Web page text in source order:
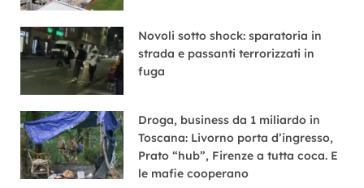
Novoli sotto shock: sparatoria in
strada e passanti terrorizzati in
fuga
Droga, business da 1 miliardo in
Toscana: Livorno porta d’ingresso,
Prato “hub”, Firenze a tutta coca. E
le mafie cooperano